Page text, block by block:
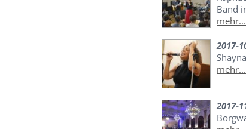
Band
mehr...
2017-
mehr...
2017-